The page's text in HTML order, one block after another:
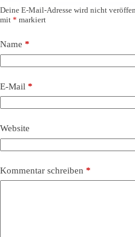
Deine E-Mail-Adresse wird nicht
mit * markiert
Name *
E-Mail *
Website
Kommentar schreiben *